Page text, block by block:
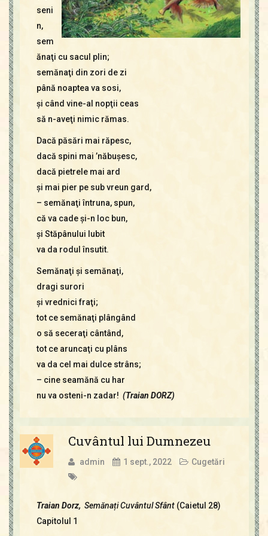
seni
n,
sem
ănaţi cu sacul plin;
semănaţi din zori de zi
până noaptea va sosi,
şi când vine-al nopţii ceas
să n-aveţi nimic rămas.
Dacă păsări mai răpesc,
dacă spini mai ’năbuşesc,
dacă pietrele mai ard
şi mai pier pe sub vreun gard,
– semănaţi întruna, spun,
că va cade şi-n loc bun,
şi Stăpânului Iubit
va da rodul însutit.
Semănaţi şi semănaţi,
dragi surori
şi vrednici fraţi;
tot ce semănaţi plângând
o să seceraţi cântând,
tot ce aruncaţi cu plâns
va da cel mai dulce strâns;
– cine seamănă cu har
nu va osteni-n zadar! (Traian DORZ)
Cuvântul lui Dumnezeu
admin 1 sept., 2022 Cugetări
Traian Dorz, SemănațiCuvântul Sfânt (Caietul 28)
Capitolul 1